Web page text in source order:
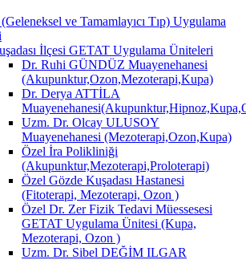
ve Tamamlayıcı Tıp) Uygulama
İlçesi GETAT Uygulama Üniteleri
Dr. Ruhi GÜNDÜZ Muayenehanesi
(Akupunktur,Ozon,Mezoterapi,Kupa)
Dr. Derya ATTİLA
Uzm. Dr. Olcay ULUSOY
Muayenehanesi (Mezoterapi,Ozon,Kupa)
Özel İra Polikliniği
(Akupunktur,Mezoterapi,Proloterapi)
Özel Gözde Kuşadası Hastanesi
(Fitoterapi, Mezoterapi, Ozon )
Özel Dr. Zer Fizik Tedavi Müessesesi
GETAT Uygulama Ünitesi (Kupa,
Mezoterapi, Ozon )
Uzm. Dr. Sibel DEĞİM ILGAR